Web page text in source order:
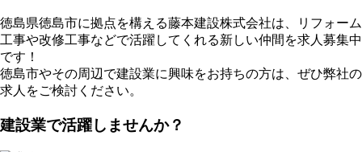
徳島県徳島市に拠点を構える藤本建設株式会社は、リフォーム
工事や改修工事などで活躍してくれる新しい仲間を求人募集中
です！
徳島市やその周辺で建設業に興味をお持ちの方は、ぜひ弊社の
求人をご検討ください。
建設業で活躍しませんか？